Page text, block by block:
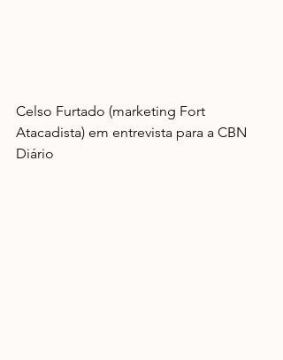
Celso Furtado (marketing Fort
Atacadista) em entrevista para a CBN
Diário